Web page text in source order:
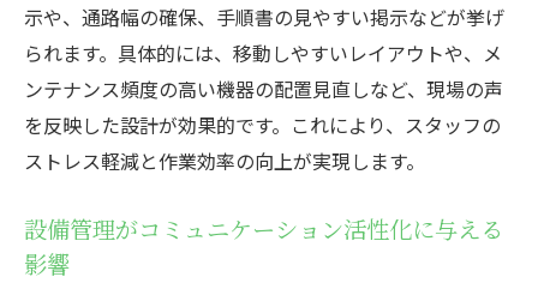
示や、通路幅の確保、手順書の見やすい掲示などが挙げ
られます。具体的には、移動しやすいレイアウトや、メ
ンテナンス頻度の高い機器の配置見直しなど、現場の声
を反映した設計が効果的です。これにより、スタッフの
ストレス軽減と作業効率の向上が実現します。
設備管理がコミュニケーション活性化に与える
影響